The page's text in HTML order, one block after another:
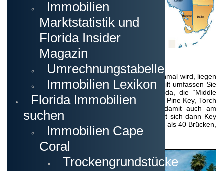
Immobilien
Marktstatistik und
Florida Insider
Magazin
Umrechnungstabellen
Immobilien Lexikon
Florida Immobilien
suchen
Immobilien Cape
Coral
Trockengrundstücke
Am südlichen Zipfel, wo der Landbereich sehr schmal wird, liegen
die „Florida Keys“. Von oben nach unten aufgeteilt umfassen Sie
die “Upper Keys” mit Key Largo und Islamorada, die “Middle
Keys” mit Marathon und die “Lower Keys” mit Big Pine Key, Torch
und Sugarloaf Key. Am Ende der Keys und damit auch am
südlichsten Punkt der kontinentalen USA befindet sich dann Key
West – auf dem Weg dorthin überquert man mehr als 40 Brücken,
die die Keys miteinander verbinden.